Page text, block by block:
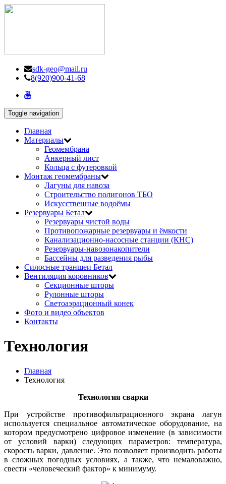
sdk-geo@mail.ru
8(920)900-41-68
Toggle navigation
Главная
Материалы
Геомембрана
Анкерный лист
Кольца с футеровкой
Монтаж геомембраны
Лагуны для навоза
Строительство полигонов ТБО
Искусственные водоёмы
Резервуары Бетал
Резервуары чистой воды
Противопожарные резервуары и ёмкости
Канализационно-насосные станции (КНС)
Резервуары-навозонакопители
Бассейны для разведения рыбы
Силосные траншеи Бетал
Вентиляция коровников
Секционные шторы
Рулонные шторы
Светоаэрационный конек
Фото и видео объектов
Контакты
Технология
Главная
Технология
Технология сварки
При устройстве противофильтрационного экрана лагун
используется специальное автоматическое оборудование, на
котором предусмотрено цифровое изменение (в зависимости
от условий варки) следующих параметров: температура,
скорость варки, давление. Это позволяет производить работы
в сложных погодных условиях, а также, что немаловажно,
свести «человеческий фактор» к минимуму.